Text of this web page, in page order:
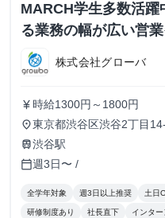
MARCH学生多数活
る業務の幅が広い営
株式会社グローバ
currency_yen 時給1300円～1800円
place東京都渋谷区渋谷2丁目
train渋谷駅
calendar_today週3日〜 /
全学年対象 週3日以上推奨 土日
研修制度あり 社長直下 インタ